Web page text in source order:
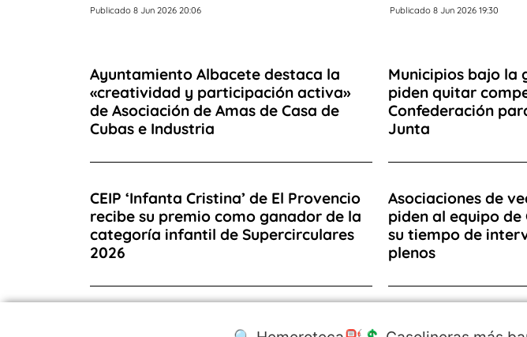
Publicado 8 Jun 2026 20:06 Publicado 8 Jun 2026 19:30
Ayuntamiento Albacete destaca la
«creatividad y participación activa»
de Asociación de Amas de Casa de
Cubas e Industria
Municipios bajo la
piden quitar
Confederación
Junta
CEIP ‘Infanta Cristina’ de El Provencio
recibe su premio como ganador de la
categoría infantil de Supercirculares
2026
Asociaciones de
piden al equipo
su tiempo de
plenos